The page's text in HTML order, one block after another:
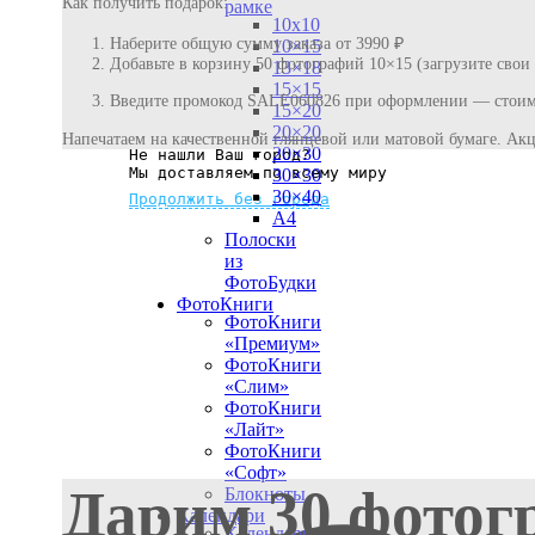
Не нашли Ваш город?
Мы доставляем по всему миру
Продолжить без города
рамке
10х10
10×15
13×18
15×15
15×20
20×20
20×30
30×30
30×40
A4
Полоски
из
ФотоБудки
ФотоКниги
ФотоКниги
«Премиум»
ФотоКниги
«Слим»
ФотоКниги
«Лайт»
ФотоКниги
«Софт»
Блокноты
Календари
Наберите общую сумму заказа от 3990 ₽
Добавьте в корзину 50 фотографий 10×15 (загрузите
Введите промокод SALE060826 при оформлении —
Напечатаем на качественной глянцевой или матовой бумаге.
Дарим 30